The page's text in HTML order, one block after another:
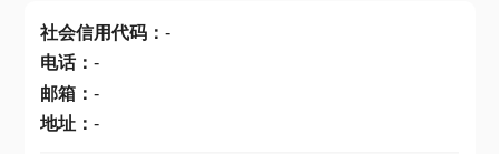
社会信用代码： -
电话： -
邮箱： -
地址： -